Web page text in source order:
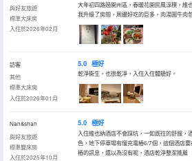
與好友旅遊
標準大床房
入住於2026年02月
大年初四路過開州區，春暖花開民風淳樸，維
我升級了房間，周邊好吃的巨多，肉湯圓牛肉
訪客
其他
標準大床房
入住於2026年01月
5.0 極好
乾淨衞生，也很乾凈，入住入住體驗好。
Nan&shan
與好友旅遊
標準雙床房
入住於2025年10月
5.0 極好
入住維也納酒店不會踩坑，一如既往的舒服
色，地下停車場有慢充電樁6/7個，這個酒店
樁的訊息，還以為沒有呢，酒店乾淨整潔推薦